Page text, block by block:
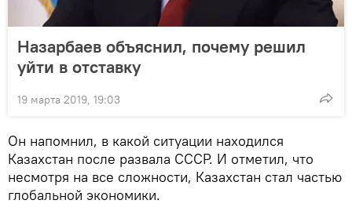
Назарбаев объяснил, почему решил
уйти в отставку
19 марта 2019, 19:03
Он напомнил, в какой ситуации находился
Казахстан после развала СССР. И отметил, что
несмотря на все сложности, Казахстан стал частью
глобальной экономики.